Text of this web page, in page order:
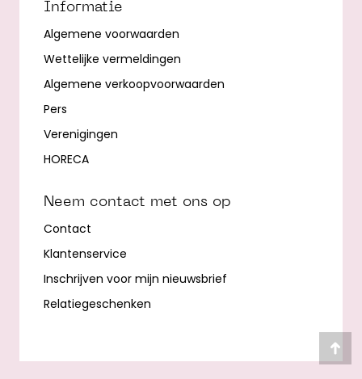
Informatie
Algemene voorwaarden
Wettelijke vermeldingen
Algemene verkoopvoorwaarden
Pers
Verenigingen
HORECA
Neem contact met ons op
Contact
Klantenservice
Inschrijven voor mijn nieuwsbrief
Relatiegeschenken